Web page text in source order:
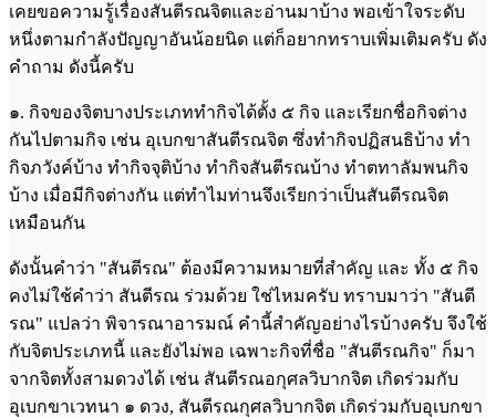
เคยขอความรู้เรื่องสันตีรณจิตและอ่านมาบ้าง พอเข้าใจระดับ
หนึ่งตามกำลังปัญญาอันน้อยนิด แต่ก็อยากทราบเพิ่มเติมครับ ดัง
คำถาม ดังนี้ครับ
๑. กิจของจิตบางประเภททำกิจได้ตั้ง ๕ กิจ และเรียกชื่อกิจต่าง
กันไปตามกิจ เช่น อุเบกขาสันตีรณจิต ซึ่งทำกิจปฏิสนธิบ้าง ทำ
กิจภวังค์บ้าง ทำกิจจุติบ้าง ทำกิจสันตีรณบ้าง ทำตทาลัมพนกิจ
บ้าง เมื่อมีกิจต่างกัน แต่ทำไมท่านจึงเรียกว่าเป็นสันตีรณจิต
เหมือนกัน
ดังนั้นคำว่า "สันตีรณ" ต้องมีความหมายที่สำคัญ และ ทั้ง ๕ กิจ
คงไม่ใช้คำว่า สันตีรณ ร่วมด้วย ใช่ไหมครับ ทราบมาว่า "สันตี
รณ" แปลว่า พิจารณาอารมณ์ คำนี้สำคัญอย่างไรบ้างครับ จึงใช้
กับจิตประเภทนี้ และยังไม่พอ เฉพาะกิจที่ชื่อ "สันตีรณกิจ" ก็มา
จากจิตทั้งสามดวงได้ เช่น สันตีรณอกุศลวิบากจิต เกิดร่วมกับ
อุเบกขาเวทนา ๑ ดวง, สันตีรณกุศลวิบากจิต เกิดร่วมกับอุเบกขา